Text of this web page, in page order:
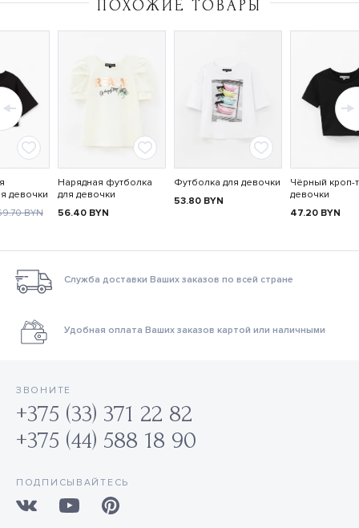
ПОХОЖИЕ ТОВАРЫ
девочки
BYN
Нарядная футболка
для девочки
56.40 BYN
Футболка для девочки
53.80 BYN
Чёрный кроп-
девочки
47.20 BYN
Служба доставки Ваших заказов по всей стране
Удобная оплата Ваших заказов картой или наличными
ЗВОНИТЕ
+375 (33) 371 22 82
+375 (44) 588 18 90
ПОДПИСЫВАЙТЕСЬ